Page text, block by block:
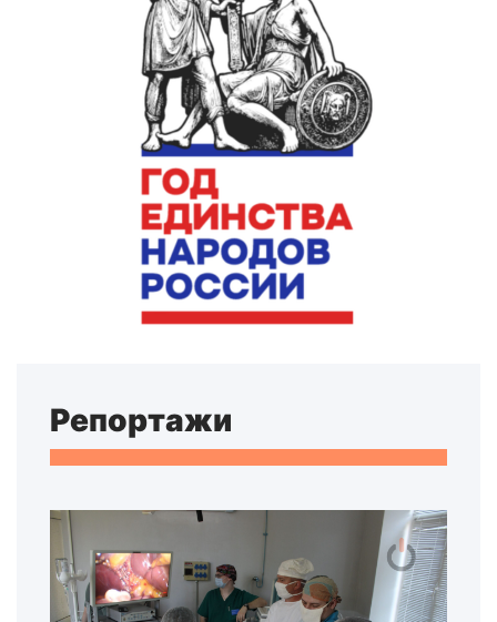
Репортажи